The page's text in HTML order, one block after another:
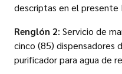
descriptas en el presente
Renglón 2: Servicio de
cinco (85) dispensadores
purificador para agua de